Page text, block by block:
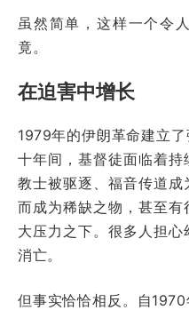
虽然简单，这样一个令
竟。
在迫害中增长
1979年的伊朗革命建立
十年间，基督徒面临着
教士被驱逐、福音传道
而成为稀缺之物，甚至
大压力之下。很多人担
消亡。
但事实恰恰相反。自1970